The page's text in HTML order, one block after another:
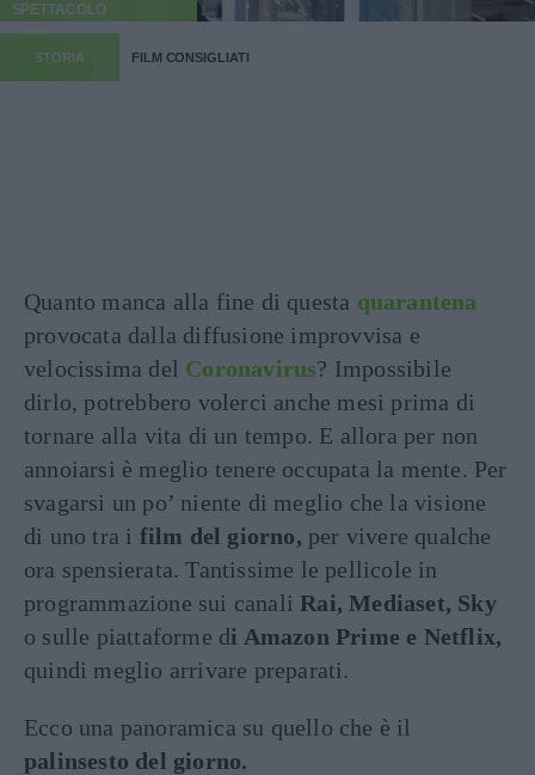
SPETTACOLO
STORIA FILM CONSIGLIATI
Quanto manca alla fine di questa quarantena
provocata dalla diffusione improvvisa e
velocissima del Coronavirus? Impossibile
dirlo, potrebbero volerci anche mesi prima di
tornare alla vita di un tempo. E allora per non
annoiarsi è meglio tenere occupata la mente. Per
svagarsi un po’ niente di meglio che la visione
di uno tra i film del giorno, per vivere qualche
ora spensierata. Tantissime le pellicole in
programmazione sui canaliRai, Mediaset, Sky
o sulle piattaforme di Amazon Prime e Netflix,
quindi meglio arrivare preparati.
Ecco una panoramica su quello che è il
palinsesto del giorno.